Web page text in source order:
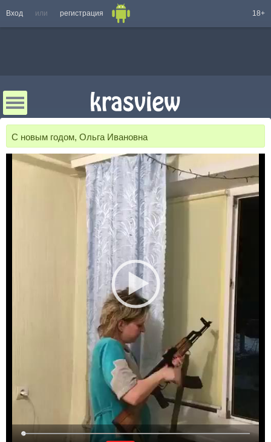
Вход или регистрация 18+
С новым годом, Ольга Ивановна